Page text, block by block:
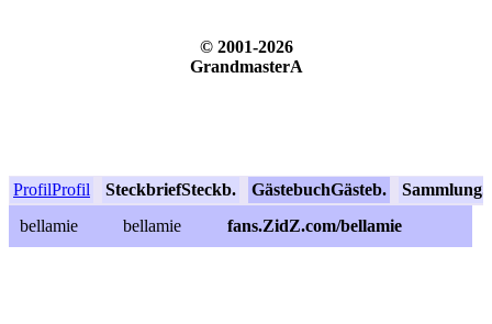
© 2001-2026
GrandmasterA
ProfilProfil SteckbriefSteckb. GästebuchGästeb. Sammlung
bellamie
bellamie fans.ZidZ.com/bellamie